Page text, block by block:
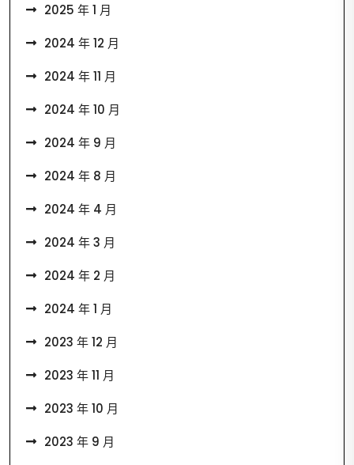
2025 年 1 月
2024 年 12 月
2024 年 11 月
2024 年 10 月
2024 年 9 月
2024 年 8 月
2024 年 4 月
2024 年 3 月
2024 年 2 月
2024 年 1 月
2023 年 12 月
2023 年 11 月
2023 年 10 月
2023 年 9 月